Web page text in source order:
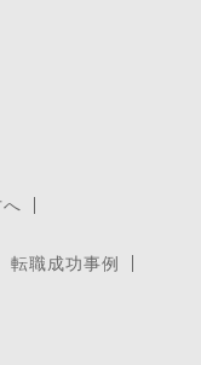
転職成功事例